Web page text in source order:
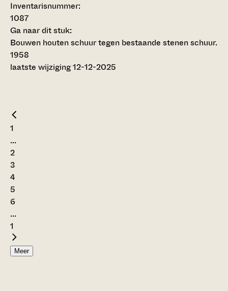
Inventarisnummer:
1087
Ga naar dit stuk:
Bouwen houten schuur tegen bestaande stenen schuur.
1958
laatste wijziging 12-12-2025
1
...
2
3
4
5
6
...
1
Meer